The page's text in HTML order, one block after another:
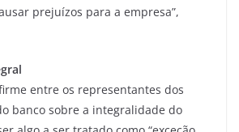
prejuízos para a empresa”,
entre os representantes dos
banco sobre a integralidade do